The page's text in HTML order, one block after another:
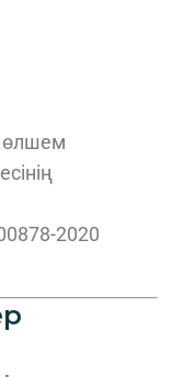
өлшем
2020